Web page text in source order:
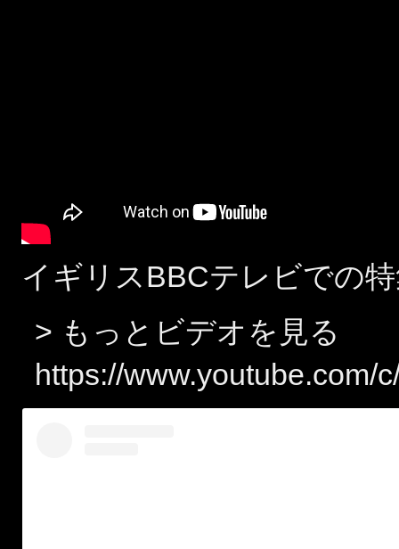
イギリスBBCテレビでの
> もっとビデオを見る
https://www.youtube.com/